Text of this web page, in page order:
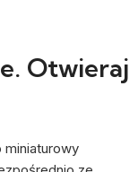
Otwieraj